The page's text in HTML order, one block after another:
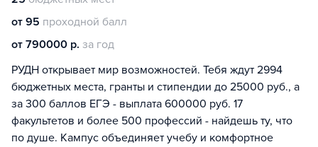
от 95 проходной балл
от 790000 р. за год
РУДН открывает мир возможностей. Тебя ждут 2994
бюджетных места, гранты и стипендии до 25000 руб., а
за 300 баллов ЕГЭ - выплата 600000 руб. 17
факультетов и более 500 профессий - найдешь ту, что
по душе. Кампус объединяет учебу и комфортное